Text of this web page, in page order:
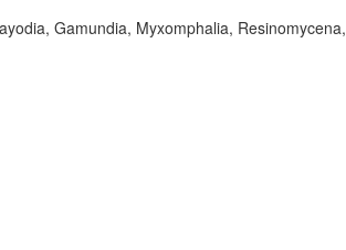
Gamundia, Myxomphalia, Resinomycena,